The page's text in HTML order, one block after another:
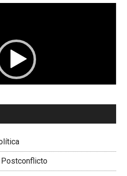
01:04
Presidenta Corporación
Postconflicto